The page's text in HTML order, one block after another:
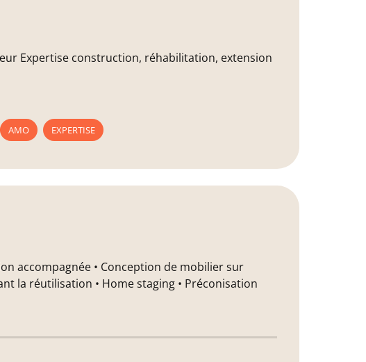
Expertise construction, réhabilitation, extension
AMO EXPERTISE
accompagnée • Conception de mobilier sur
la réutilisation • Home staging • Préconisation